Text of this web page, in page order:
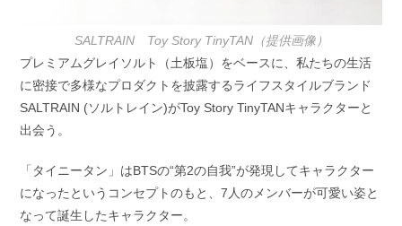
SALTRAIN Toy Story TinyTAN（提供画像）
プレミアムグレイソルト（土板塩）をベースに、私たちの生活
に密接で多様なプロダクトを披露するライフスタイルブランド
SALTRAIN (ソルトレイン)がToy Story TinyTANキャラクターと
出会う。
「タイニータン」はBTSの“第2の自我”が発現してキャラクター
になったというコンセプトのもと、7人のメンバーが可愛い姿と
なって誕生したキャラクター。